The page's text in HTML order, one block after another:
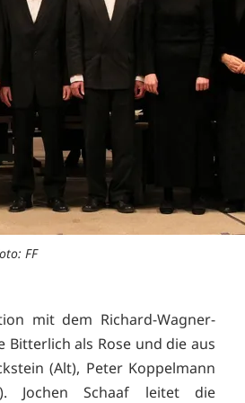
FF
mit dem Richard-Wagner-
als Rose und die aus
(Alt), Peter Koppelmann
Jochen Schaaf leitet die